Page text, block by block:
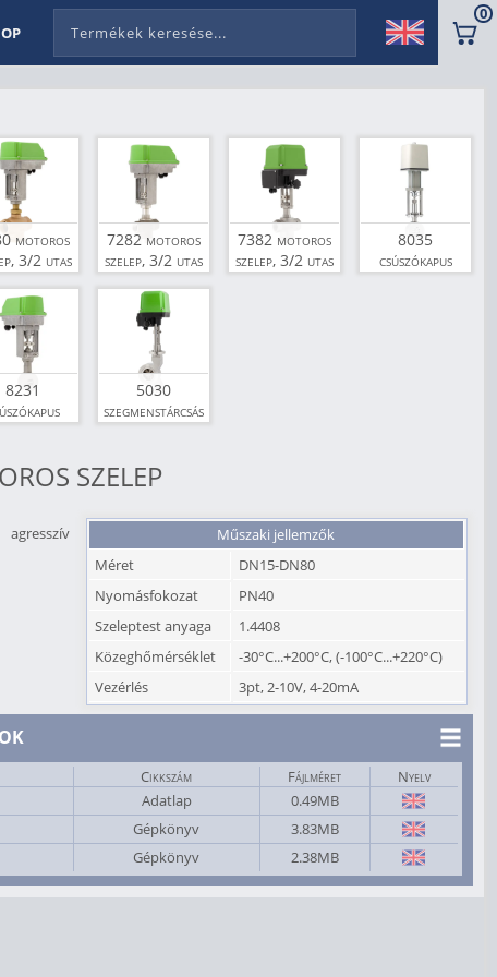
0
motoros
3/2 utas
7282 motoros
szelep, 3/2 utas
7382 motoros
szelep, 3/2 utas
8035
csúszókapus
8231
5030
szegmenstárcsás
SZELEP
Műszaki jellemzők
Méret
DN15-DN80
Nyomásfokozat
PN40
Szeleptest anyaga
1.4408
Közeghőmérséklet
-30°C...+200°C, (-100°C...+220°C)
Vezérlés
3pt, 2-10V, 4-20mA
Cikkszám Fájlméret
Nyelv
Adatlap
0.49MB
Gépkönyv
3.83MB
Gépkönyv 2.38MB